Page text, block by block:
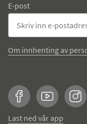
E-post
Om innhenting av
FacebookYouTube
Last ned vår app